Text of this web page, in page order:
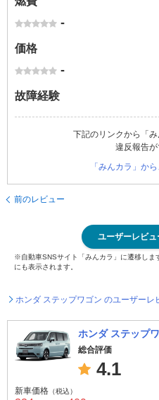
-
価格
-
故障経験
下記のリンクから「み
違反報告が
「みんカラ」か
前のレビュー
ユーザーレビ
※自動車SNSサイト「みんカラ」に遷移しま
にも表示されます。
ホンダ ステップワゴン のユーザー
ホンダ ステップ
総合評価
4.1
新車価格 （税込）